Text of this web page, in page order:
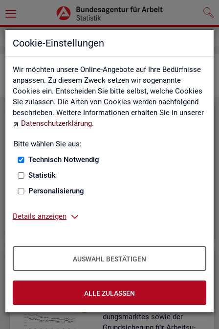
Cookie-Einstellungen
Wir möchten unsere Online-Angebote auf Ihre Bedürfnisse
anpassen. Zu diesem Zweck setzen wir sogenannte
Cookies ein. Entscheiden Sie bitte selbst, welche Cookies
Sie zulassen. Die Arten von Cookies werden nachfolgend
beschrieben. Weitere Informationen erhalten Sie in unserer
Datenschutzerklärung.
Bitte wählen Sie aus:
Technisch Notwendig
Statistik
Personalisierung
Details anzeigen
AUSWAHL BESTÄTIGEN
ALLE ZULASSEN
Ar­beits­markt im Über­blick
Eck­wer­te Ar­beits­markt
Eck­wer­te Ar­beits­markt
Eck­wer­te Fach­sta­tis­ti­ken
bel­len zu den ak­tu­el­len Eck­
wer­ten des Ar­beits- und Aus­bil­
dungs­mark­tes sowie der